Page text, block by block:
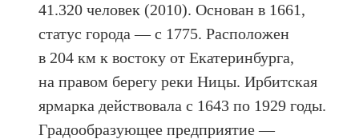
41.320 человек (2010). Основан в 1661,
статус города — с 1775. Расположен
в 204 км к востоку от Екатеринбурга,
на правом берегу реки Ницы. Ирбитская
ярмарка действовала с 1643 по 1929 годы.
Градообразующее предприятие —